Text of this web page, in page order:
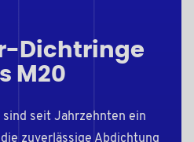
Dichtringe
M20
sind seit Jahrzehnten ein
zuverlässige Abdichtung